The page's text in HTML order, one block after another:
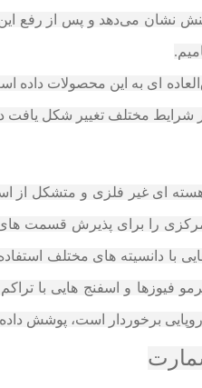
نشان می‌دهد و پس از رفع این
ای به این محصولات داده
شرایط مختلف تغییر شکل یافت
را برای پذیرش قسمت های
با دانسیته های مختلف
پوشش داده شده است. ارتفاع این تشک 27 سانتیمتر